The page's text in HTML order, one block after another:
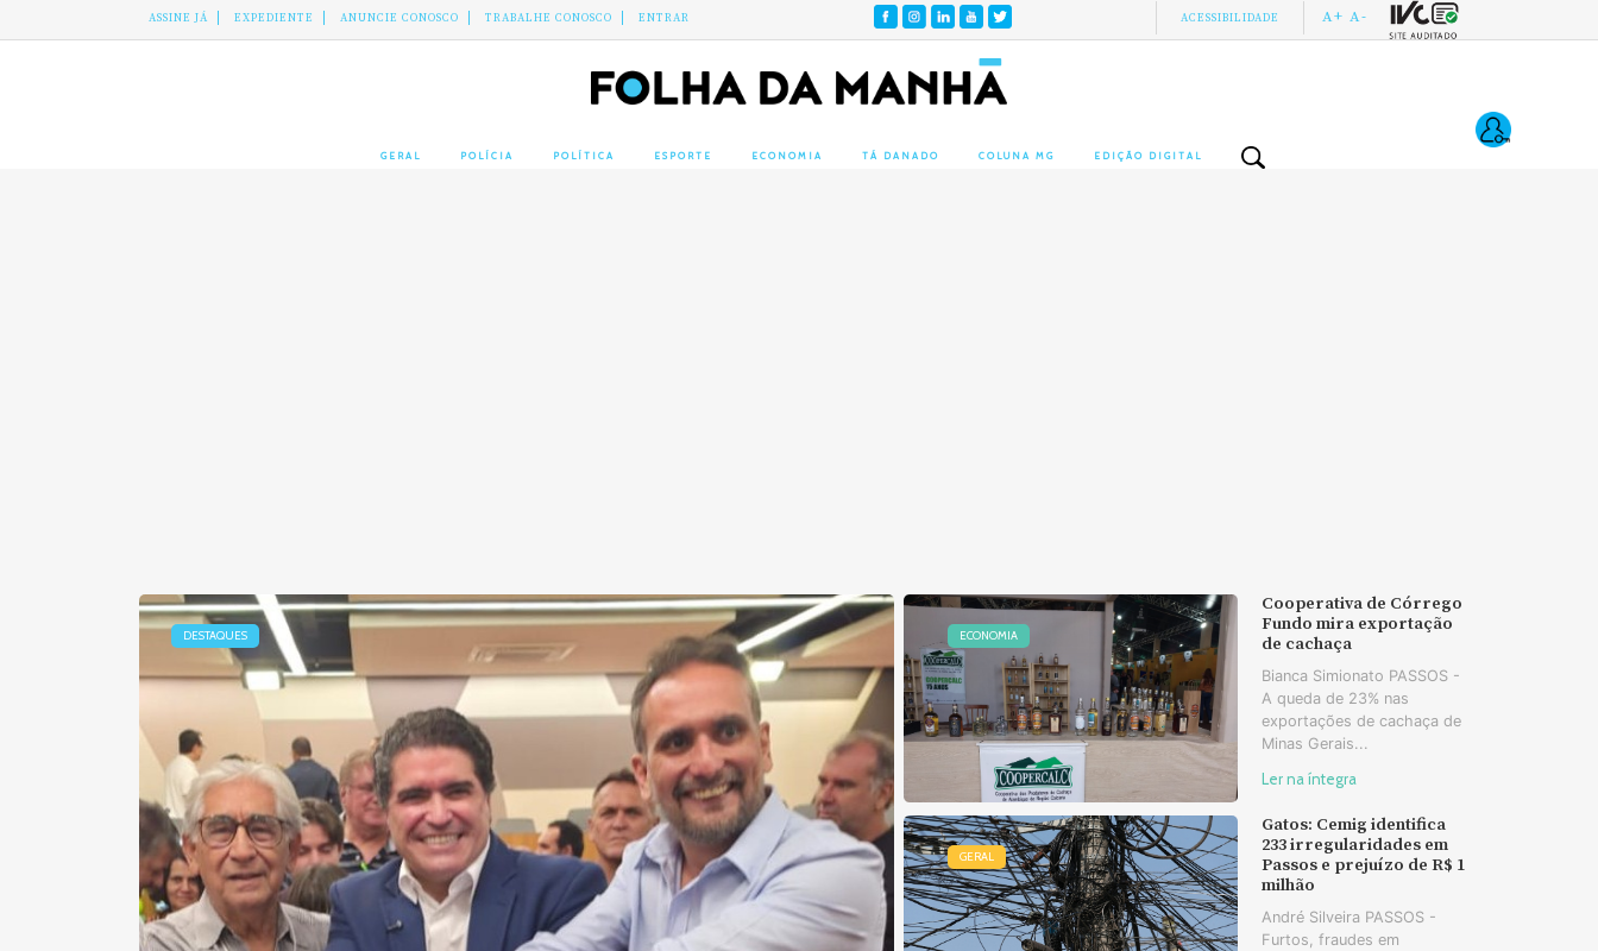
ASSINE JÁ EXPEDIENTE ANUNCIE CONOSCO TRABALHE CONOSCO ENTRAR ACESSIBILIDADE A+ A-
GERAL POLÍCIA POLÍTICA ESPORTE ECONOMIA TÁ DANADO COLUNA MG EDIÇÃO DIGITAL
DESTAQUES ECONOMIA
Cooperativa de Córrego
Fundo mira exportação
de cachaça
Bianca Simionato PASSOS -
A queda de 23% nas
exportações de cachaça de
Minas Gerais...
Ler na íntegra
GERAL
Gatos: Cemig identifica
233 irregularidades em
Passos e prejuízo de R$ 1
milhão
André Silveira PASSOS -
Furtos, fraudes em